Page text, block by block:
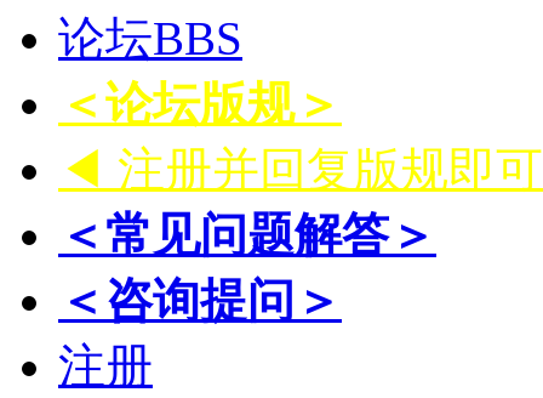
论坛BBS
＜论坛版规＞
◀ 注册并回复版规即
＜常见问题解答＞
＜咨询提问＞
注册